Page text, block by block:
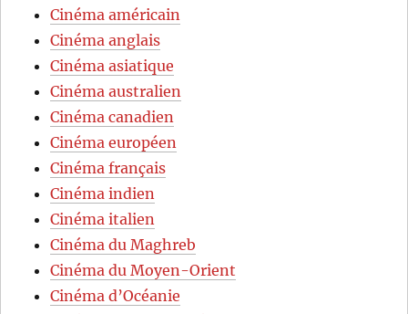
Cinéma américain
Cinéma anglais
Cinéma asiatique
Cinéma australien
Cinéma canadien
Cinéma européen
Cinéma français
Cinéma indien
Cinéma italien
Cinéma du Maghreb
Cinéma du Moyen-Orient
Cinéma d’Océanie